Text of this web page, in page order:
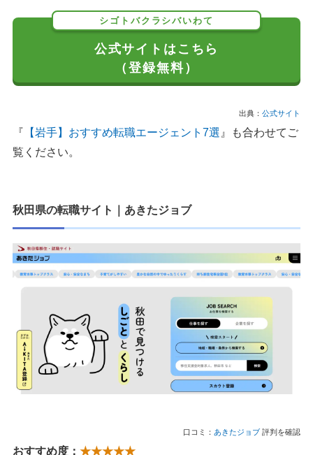
シゴトバクラシバいわて
公式サイトはこちら
（登録無料）
出典： 公式サイト
『 【岩手】おすすめ転職エージェント7選 』も合わせてご
覧ください。
秋田県の転職サイト あきたジョブ
口コミ： あきたジョブ 評判を確認
おすすめ度： ★★★★★